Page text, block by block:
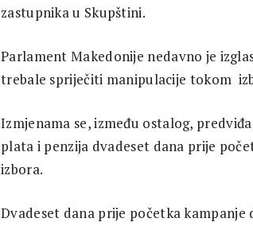
zastupnika u Skupštini.
Parlament Makedonije nedavno je
trebale spriječiti manipulacije tokom
Izmjenama se, između ostalog,
plata i penzija dvadeset dana prije
izbora.
Dvadeset dana prije početka